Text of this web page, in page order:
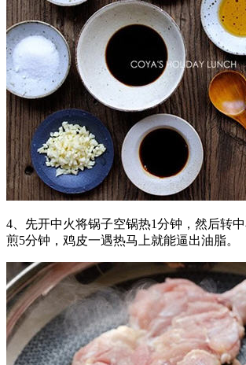
4、先开中火将锅子空锅热1分钟，然后转
煎5分钟，鸡皮一遇热马上就能逼出油脂。